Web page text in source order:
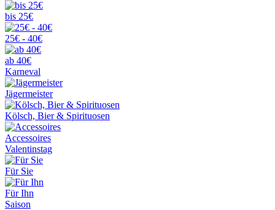
bis 25€
25€ - 40€
ab 40€
Karneval
Jägermeister
Kölsch, Bier & Spirituosen
Accessoires
Valentinstag
Für Sie
Für Ihn
Saison